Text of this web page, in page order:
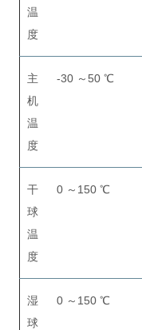
温
度
主
机
温
度
-30 ～50 ℃
干
球
温
度
0 ～150 ℃
湿
球
0 ～150 ℃